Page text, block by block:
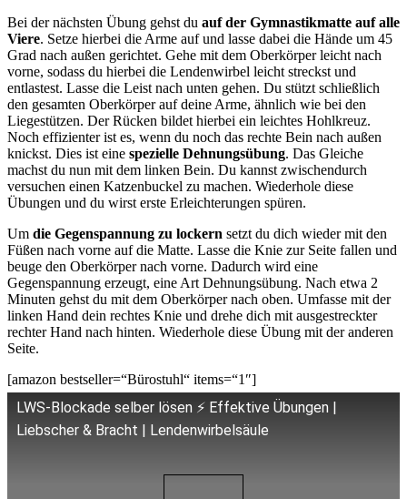
Bei der nächsten Übung gehst du auf der Gymnastikmatte auf alle
Viere. Setze hierbei die Arme auf und lasse dabei die Hände um 45
Grad nach außen gerichtet. Gehe mit dem Oberkörper leicht nach
vorne, sodass du hierbei die Lendenwirbel leicht streckst und
entlastest. Lasse die Leist nach unten gehen. Du stützt schließlich
den gesamten Oberkörper auf deine Arme, ähnlich wie bei den
Liegestützen. Der Rücken bildet hierbei ein leichtes Hohlkreuz.
Noch effizienter ist es, wenn du noch das rechte Bein nach außen
knickst. Dies ist eine spezielle Dehnungsübung. Das Gleiche
machst du nun mit dem linken Bein. Du kannst zwischendurch
versuchen einen Katzenbuckel zu machen. Wiederhole diese
Übungen und du wirst erste Erleichterungen spüren.
Um die Gegenspannung zu lockern setzt du dich wieder mit den
Füßen nach vorne auf die Matte. Lasse die Knie zur Seite fallen und
beuge den Oberkörper nach vorne. Dadurch wird eine
Gegenspannung erzeugt, eine Art Dehnungsübung. Nach etwa 2
Minuten gehst du mit dem Oberkörper nach oben. Umfasse mit der
linken Hand dein rechtes Knie und drehe dich mit ausgestreckter
rechter Hand nach hinten. Wiederhole diese Übung mit der anderen
Seite.
[amazon bestseller=“Bürostuhl“ items=“1″]
LWS-Blockade selber lösen ⚡️ Effektive Übungen |
Liebscher & Bracht | Lendenwirbelsäule